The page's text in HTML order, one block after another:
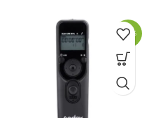
-23%